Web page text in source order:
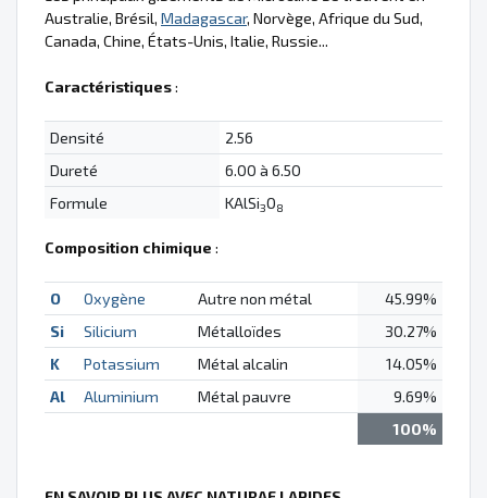
Australie, Brésil, Madagascar, Norvège, Afrique du Sud,
Canada, Chine, États-Unis, Italie, Russie...
Caractéristiques:
Densité
2.56
Dureté
6.00 à 6.50
Formule
KAlSi3O8
Composition chimique :
O Oxygène Autre non métal
45.99%
Si
Silicium Métalloïdes
30.27%
K
Potassium Métal alcalin
14.05%
Al
Aluminium Métal pauvre
9.69%
100%